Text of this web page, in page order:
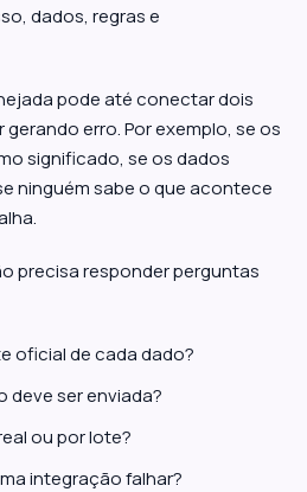
dados, regras e
pode até conectar dois
erro. Por exemplo, se os
significado, se os dados
ninguém sabe o que acontece
precisa responder perguntas
oficial de cada dado?
deve ser enviada?
ou por lote?
integração falhar?